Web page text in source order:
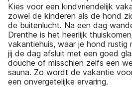
Kies voor een kindvriendelijk
zowel de kinderen als de hond
de buitenlucht. Na een dag
Drenthe is het heerlijk
vakantiehuis, waar je hond rustig
jij de dag afsluit met een goed
douche of misschien zelfs een
sauna. Zo wordt de vakantie
een onvergetelijke ervaring.